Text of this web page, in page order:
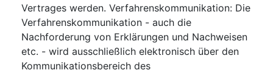
Vertrages werden. Verfahrenskommunikation: Die
Verfahrenskommunikation - auch die
Nachforderung von Erklärungen und Nachweisen
etc. - wird ausschließlich elektronisch über den
Kommunikationsbereich des